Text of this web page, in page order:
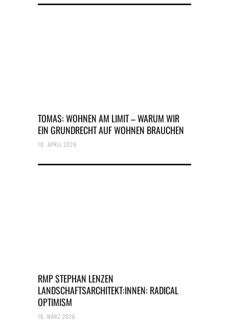
TOMAS: WOHNEN AM LIMIT – WARUM WIR
EIN GRUNDRECHT AUF WOHNEN BRAUCHEN
10. APRIL 2026
RMP STEPHAN LENZEN
LANDSCHAFTSARCHITEKT:INNEN: RADICAL
OPTIMISM
16. MÄRZ 2026